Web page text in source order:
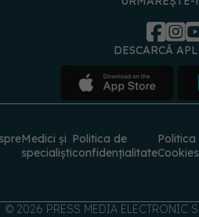
Politica de
confidențialitate
Cookies
© 2026 PRESS MEDIA ELECTRONIC